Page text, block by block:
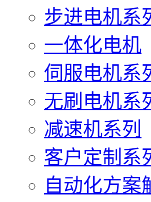
步进电机系
一体化电机
伺服电机系
无刷电机系
减速机系列
客户定制系
自动化方案